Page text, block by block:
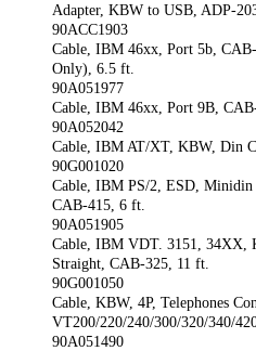
Adapter, KBW to USB, ADP-
90ACC1903
Cable, IBM 46xx, Port 5b,
Only), 6.5 ft.
90A051977
Cable, IBM 46xx, Port 9B,
90A052042
Cable, IBM AT/XT, KBW, Din
90G001020
Cable, IBM PS/2, ESD, Minidin
CAB-415, 6 ft.
90A051905
Cable, IBM VDT. 3151, 34XX,
Straight, CAB-325, 11 ft.
90G001050
Cable, KBW, 4P, Telephones
VT200/220/240/300/320/340/
90A051490